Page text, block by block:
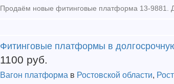
Фитинговые платформы в
1100 руб.
Вагон платформа в Ростовской области,